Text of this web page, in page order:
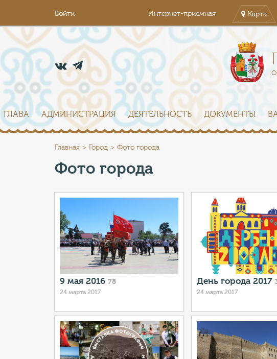
Войти Интернет-приемная Карта
ГЛАВА АДМИНИСТРАЦИЯ ДЕЯТЕЛЬНОСТЬ ДОКУМЕНТЫ
Главная Город Фото города
Фото города
9 мая 2016 78
24 марта 2017
День города 2017
24 марта 2017